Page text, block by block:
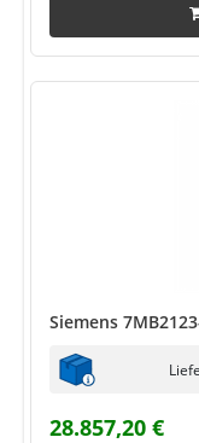
Siemens
28.857,20 €